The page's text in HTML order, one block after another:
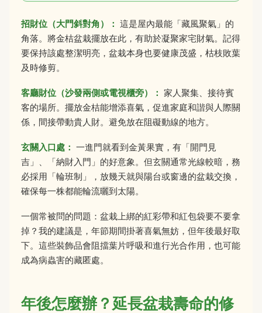
招財位（大門斜對角）： 這是屋內最能「藏風聚氣」的
角落。將金桔盆栽擺放在此，有助於凝聚家宅財氣。記得
要保持該處整潔明亮，盆栽本身也要健康茂盛，枯枝敗葉
及時修剪。
客廳財位（沙發兩側或電視櫃旁）： 家人聚集、接待賓
客的場所。擺放金桔能增添喜氣，促進家庭和諧與人際關
係，間接帶動貴人財。避免放在阻礙動線的地方。
玄關入口處： 一進門就看到金黃果實，有「開門見
吉」、「納財入門」的好意象。但玄關通常光線較暗，務
必採用「輪班制」，放幾天就與陽台或窗邊的盆栽交換，
確保每一株都能輪流曬到太陽。
一個常被問的問題：盆栽上綁的紅彩帶和紅包袋要不要拿
掉？我的建議是，年節期間掛著喜氣無妨，但年後最好取
下。這些裝飾品會阻擋葉片呼吸和進行光合作用，也可能
成為病蟲害的藏匿處。
年後怎麼辦？延長盆栽壽命的修